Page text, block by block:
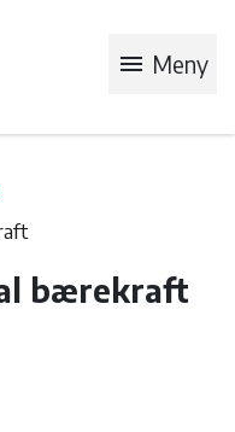
menu Meny
bærekraft